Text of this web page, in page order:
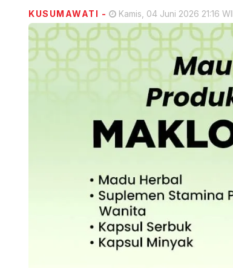
KUSUMAWATI - Kamis, 04 Juni 2026 21:16